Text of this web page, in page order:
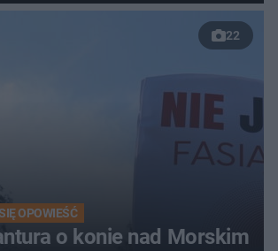
22
OPOWIEŚĆ
o konie nad Morskim